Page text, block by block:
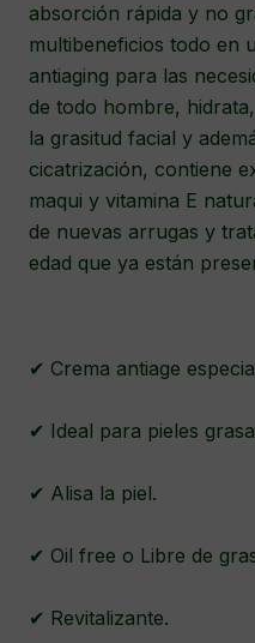
absorción rápida y no
multibeneficios todo en
antiaging para las
de todo hombre,
la grasitud facial y
cicatrización, contiene
maqui y vitamina E
de nuevas arrugas y
edad que ya están
✔ Crema antiage
✔ Ideal para pieles
✔ Alisa la piel.
✔ Oil free o Libre de
✔ Revitalizante.